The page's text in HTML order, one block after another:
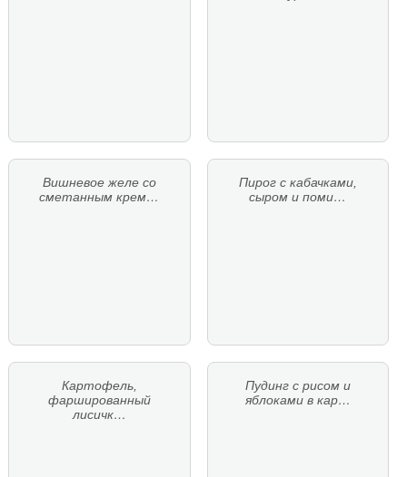
Вишневое желе со
сметанным крем…
Пирог с кабачками,
сыром и поми…
Картофель,
фаршированный
лисичк…
Пудинг с рисом и
яблоками в кар…